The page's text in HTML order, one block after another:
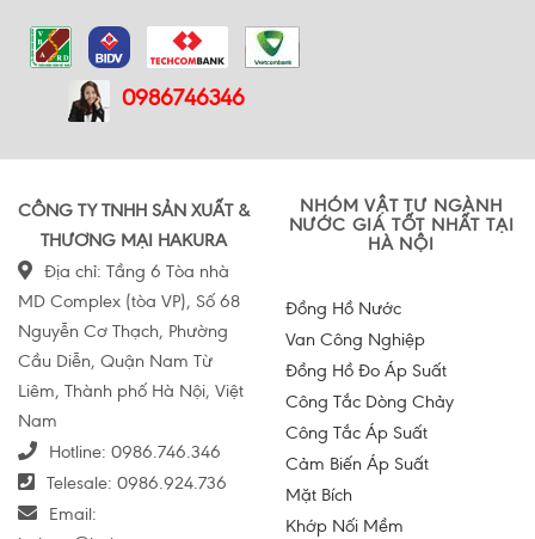
0986746346
CÔNG TY TNHH SẢN XUẤT &
THƯƠNG MẠI HAKURA
Địa chỉ: Tầng 6 Tòa nhà
MD Complex (tòa VP), Số 68
Nguyễn Cơ Thạch, Phường
Cầu Diễn, Quận Nam Từ
Liêm, Thành phố Hà Nội, Việt
Nam
Hotline: 0986.746.346
Telesale: 0986.924.736
Email:
NHÓM VẬT TƯ NGÀNH
NƯỚC GIÁ TỐT NHẤT TẠI
HÀ NỘI
Đồng Hồ Nước
Van Công Nghiệp
Đồng Hồ Đo Áp Suất
Công Tắc Dòng Chảy
Công Tắc Áp Suất
Cảm Biến Áp Suất
Mặt Bích
Khớp Nối Mềm